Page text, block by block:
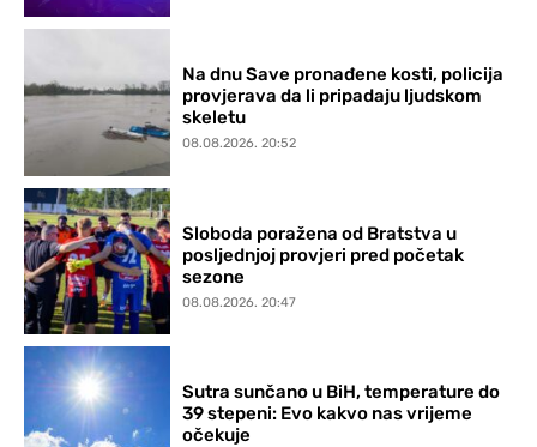
Na dnu Save pronađene kosti, policija
provjerava da li pripadaju ljudskom
skeletu
08.08.2026. 20:52
Sloboda poražena od Bratstva u
posljednjoj provjeri pred početak
sezone
08.08.2026. 20:47
Sutra sunčano u BiH, temperature do
39 stepeni: Evo kakvo nas vrijeme
očekuje